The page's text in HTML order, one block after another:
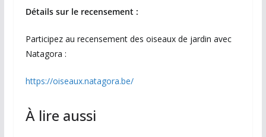
Détails sur le recensement :
Participez au recensement des oiseaux de jardin avec
Natagora :
https://oiseaux.natagora.be/
À lire aussi